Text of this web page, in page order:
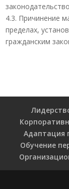
4.3. Причинение
пределах,
гражданским
Адаптация
Обучение